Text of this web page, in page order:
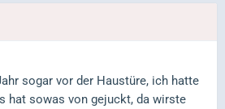
sogar vor der Haustüre, ich hatte
hat sowas von gejuckt, da wirste